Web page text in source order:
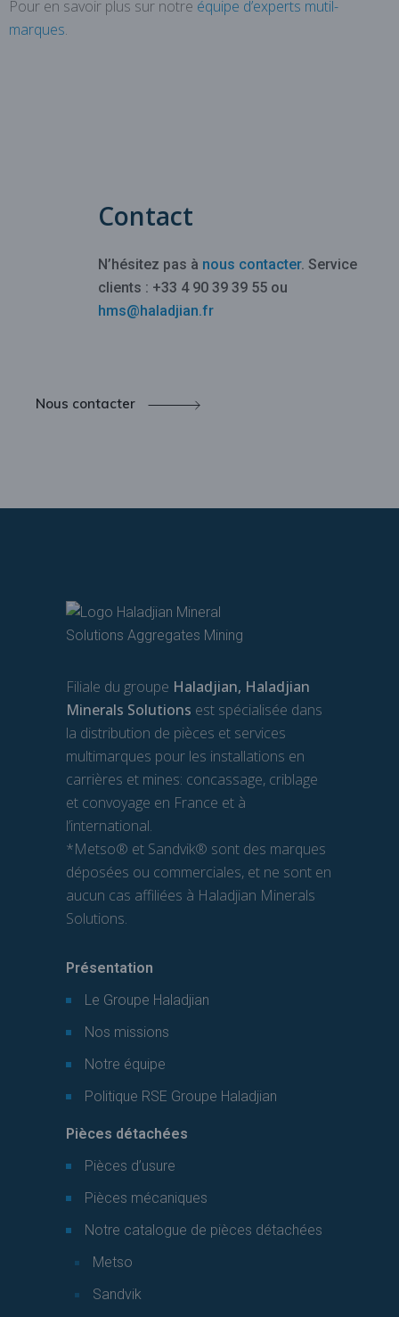
Pour en savoir plus sur notre équipe d’experts mutil-
marques.
Contact
N’hésitez pas à nous contacter. Service
clients : +33 4 90 39 39 55 ou
hms@haladjian.fr
Nous contacter
Filiale du groupe Haladjian, Haladjian
Minerals Solutions est spécialisée dans
la distribution de pièces et services
multimarques pour les installations en
carrières et mines: concassage, criblage
et convoyage en France et à
l’international.
*Metso® et Sandvik® sont des marques
déposées ou commerciales, et ne sont en
aucun cas affiliées à Haladjian Minerals
Solutions.
Présentation
Le Groupe Haladjian
Nos missions
Notre équipe
Politique RSE Groupe Haladjian
Pièces détachées
Pièces d’usure
Pièces mécaniques
Notre catalogue de pièces détachées
Metso
Sandvik